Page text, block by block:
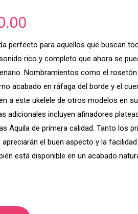
perfecto para aquellos que buscan
rico y completo que ahora se
Nombramientos como el
acabado en ráfaga del borde y el
a este ukelele de otros modelos en
adicionales incluyen afinadores
Aquila de primera calidad. Tanto los
el buen aspecto y la
está disponible en un acabado